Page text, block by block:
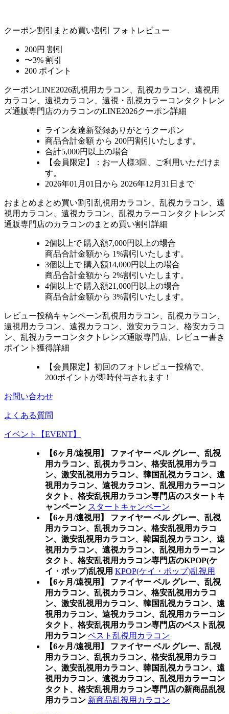
クーポン割引 まとめ買い割引 フォトレビュー
200円 割引
〜3% 割引
200 ポイント
クーポンLINE2026乱視用カラコン、乱視カラコン、遠視用
カラコン、遠視カラコン、遠視・乱視カラーコンタクトレン
ズ通販専門店のカラコンのLINE2026クーポン詳細
ライン友達新登録ありがとうクーポン
商品合計金額 から 200円割引 いたします。
合計5,000円以上の場合
【会員限定】：お一人様3回
、ご利用いただけま
す。
2026年01月01日から 2026年12月31日まで
おまとめ まとめ買い割引 乱視用カラコン、乱視カラコン、遠
視用カラコン、遠視カラコン、乱視カラーコンタクトレンズ
通販専門店のカラコンのまとめ買い割引詳細
2個 以上で 購入額7,000円以上の場合
商品合計金額から 1%割引いたします。
3個 以上で 購入額14,000円以上の場合
商品合計金額から 2%割引いたします。
4個 以上で 購入額21,000円以上の場合
商品合計金額から 3%割引いたします。
レビュー投稿キャンペーン乱視用カラコン、乱視カラコン、
遠視用カラコン、遠視カラコン、激安カラコン、格安カラコ
ン、乱視カラーコンタクトレンズ通販専門店、レビュー書き
ポイント獲得詳細
【会員限定】初回のフォトレビュー投稿で、
200ポイント が即時付与されます！
お問い合わせ
よくある質問
イベント【EVENT】
【6ヶ月/遠視用】 ファイヤー ベル グレー、乱視
用カラコン、乱視カラコン、格安乱視用カラコ
ン、激安乱視用カラコン、韓国乱視カラコン、遠
視用カラコン、遠視カラコン、乱視用カラーコン
タクト、格安乱視用カラコン専門店のスタートキ
ャンペーン スタートキャンペーン
【6ヶ月/遠視用】 ファイヤー ベル グレー、乱視
用カラコン、乱視カラコン、格安乱視用カラコ
ン、激安乱視用カラコン、韓国乱視カラコン、遠
視用カラコン、遠視カラコン、乱視用カラーコン
タクト、格安乱視用カラコン専門店のKPOP(ケ
イ・ポップ)乱視用 KPOP(ケイ・ポップ)乱視用
【6ヶ月/遠視用】 ファイヤー ベル グレー、乱視
用カラコン、乱視カラコン、格安乱視用カラコ
ン、激安乱視用カラコン、韓国乱視カラコン、遠
視用カラコン、遠視カラコン、乱視用カラーコン
タクト、格安乱視用カラコン専門店のベスト乱視
用カラコン ベスト乱視用カラコン
【6ヶ月/遠視用】 ファイヤー ベル グレー、乱視
用カラコン、乱視カラコン、格安乱視用カラコ
ン、激安乱視用カラコン、韓国乱視カラコン、遠
視用カラコン、遠視カラコン、乱視用カラーコン
タクト、格安乱視用カラコン専門店の新商品乱視
用カラコン 新商品乱視用カラコン